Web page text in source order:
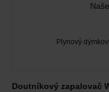
Plynový
Doutníkový zapalovač